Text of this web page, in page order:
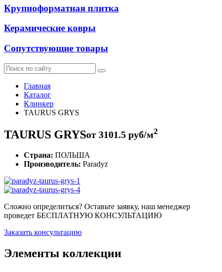
Крупноформатная плитка
Керамические ковры
Сопутствующие товары
Главная
Каталог
Клинкер
TAURUS GRYS
TAURUS GRYSот 3101.5 руб/м2
Страна: ПОЛЬША
Производитель: Paradyz
Сложно определиться? Оставьте заявку, наш менеджер
проведет БЕСПЛАТНУЮ КОНСУЛЬТАЦИЮ
Заказать консультацию
Элементы коллекции